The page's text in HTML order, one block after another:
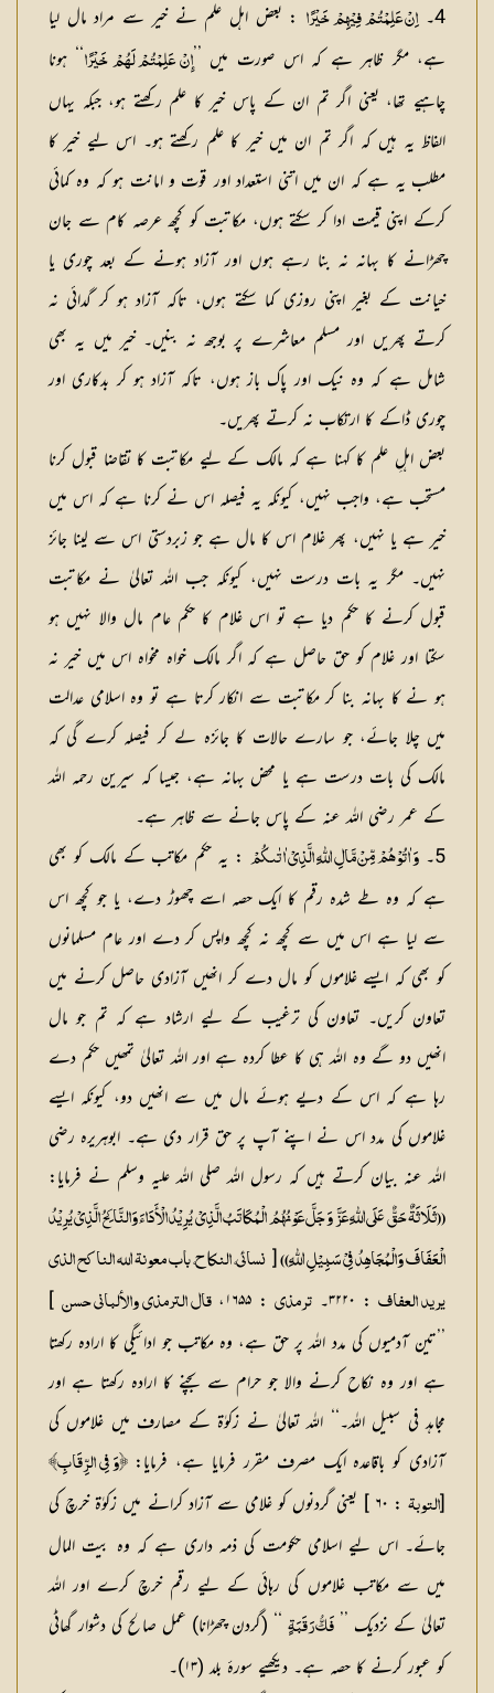
4۔ اِنْ عَلِمْتُمْ فِيْهِمْ خَيْرًا
: بعض اہل علم نے خیر سے مراد مال لیا
ہے، مگر ظاہر ہے کہ اس صورت میں ’’إِنْ عَلِمْتُمْ لَهُمْ خَيْرًا
‘‘ ہونا
چاہیے تھا، یعنی اگر تم ان کے پاس خیر کا علم رکھتے ہو، جبکہ یہاں
الفاظ یہ ہیں کہ اگر تم ان میں خیر کا علم رکھتے ہو۔ اس لیے خیر کا
مطلب یہ ہے کہ ان میں اتنی استعداد اور قوت و امانت ہو کہ وہ کمائی
کرکے اپنی قیمت ادا کر سکتے ہوں، مکاتبت کو کچھ عرصہ کام سے جان
چھڑانے کا بہانہ نہ بنا رہے ہوں اور آزاد ہونے کے بعد چوری یا
خیانت کے بغیر اپنی روزی کما سکتے ہوں، تاکہ آزاد ہو کر گدائی نہ
کرتے پھریں اور مسلم معاشرے پر بوجھ نہ بنیں۔ خیر میں یہ بھی
شامل ہے کہ وہ نیک اور پاک باز ہوں، تاکہ آزاد ہو کر بدکاری اور
چوری ڈاکے کا ارتکاب نہ کرتے پھریں۔
بعض اہلِ علم کا کہنا ہے کہ مالک کے لیے مکاتبت کا تقاضا قبول کرنا
مستحب ہے، واجب نہیں، کیونکہ یہ فیصلہ اس نے کرنا ہے کہ اس میں
خیر ہے یا نہیں، پھر غلام اس کا مال ہے جو زبردستی اس سے لینا جائز
نہیں۔ مگر یہ بات درست نہیں، کیونکہ جب اللہ تعالیٰ نے مکاتبت
قبول کرنے کا حکم دیا ہے تو اس غلام کا حکم عام مال والا نہیں ہو
سکتا اور غلام کو حق حاصل ہے کہ اگر مالک خواہ مخواہ اس میں خیر نہ
ہو نے کا بہانہ بنا کر مکاتبت سے انکار کرتا ہے تو وہ اسلامی عدالت
میں چلا جائے، جو سارے حالات کا جائزہ لے کر فیصلہ کرے گی کہ
مالک کی بات درست ہے یا محض بہانہ ہے، جیسا کہ سیرین رحمہ اللہ
کے عمر رضی اللہ عنہ کے پاس جانے سے ظاہر ہے۔
5۔
وَ اٰتُوْهُمْ مِّنْ مَّالِ اللّٰهِ الَّذِيْ اٰتٰىكُمْ : یہ حکم مکاتب کے مالک کو بھی
ہے کہ وہ طے شدہ رقم کا ایک حصہ اسے چھوڑ دے، یا جو کچھ اس
سے لیا ہے اس میں سے کچھ نہ کچھ واپس کر دے اور عام مسلمانوں
کو بھی کہ ایسے غلاموں کو مال دے کر انھیں آزادی حاصل کرنے میں
تعاون کریں۔ تعاون کی ترغیب کے لیے ارشاد ہے کہ تم جو مال
انھیں دو گے وہ اللہ ہی کا عطا کردہ ہے اور اللہ تعالیٰ تمھیں حکم دے
رہا ہے کہ اس کے دیے ہوئے مال میں سے انھیں دو، کیونکہ ایسے
غلاموں کی مدد اس نے اپنے آپ پر حق قرار دی ہے۔ ابوہریرہ رضی
اللہ عنہ بیان کرتے ہیں کہ رسول اللہ صلی اللہ علیہ وسلم نے فرمایا:
((ثَلَاثَةٌ حَقٌّ عَلَی اللّٰهِ عَزَّ وَ جَلَّ عَوْنُهُمُ الْمُكَاتَبُ الَّذِيْ يُرِيْدُ الْأَدَاءَ وَالنَّاكِحُ الَّذِيْ يُرِيْدُ
الْعَفَافَ وَالْمُجَاهِدُ فِيْ سَبِيْلِ اللّٰهِ))[ نسائي، النکاح، باب معونۃ اللہ الناکح الذي
یرید العفاف: ۳۲۲۰۔ ترمذي: ۱۶۵۵، قال الترمذي والألباني حسن ]
’’تین آدمیوں کی مدد اللہ پر حق ہے، وہ مکاتب جو ادائیگی کا ارادہ رکھتا
ہے اور وہ نکاح کرنے والا جو حرام سے بچنے کا ارادہ رکھتا ہے اور
مجاہد فی سبیل اللہ۔‘‘ اللہ تعالیٰ نے زکوٰۃ کے مصارف میں غلاموں کی
آزادی کو باقاعدہ ایک مصرف مقرر فرمایا ہے، فرمایا:﴿وَ فِی الرِّقَابِ﴾
[التوبۃ
: ۶۰ ] یعنی گردنوں کو غلامی سے آزاد کرانے میں زکوٰۃ خرچ کی
جائے۔ اس لیے اسلامی حکومت کی ذمہ داری ہے کہ وہ بیت المال
میں سے مکاتب غلاموں کی رہائی کے لیے رقم خرچ کرے اور اللہ
تعالیٰ کے نزدیک ’’
فَكُّ رَقَبَةٍ
‘‘ (گردن چھڑانا) عمل صالح کی دشوار گھاٹی
کو عبور کرنے کا حصہ ہے۔ دیکھیے سورۂ بلد (۱۳)۔